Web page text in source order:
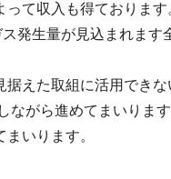
て収入も得ております
発生量が見込まれます
えた取組に活用できな
がら進めてまいりま
いります。